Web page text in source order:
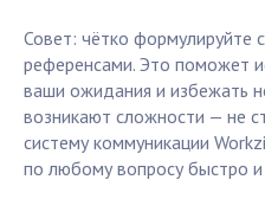
Совет: чётко формулируйте
референсами. Это поможет
ваши ожидания и избежать
возникают сложности — не
систему коммуникации
по любому вопросу быстро